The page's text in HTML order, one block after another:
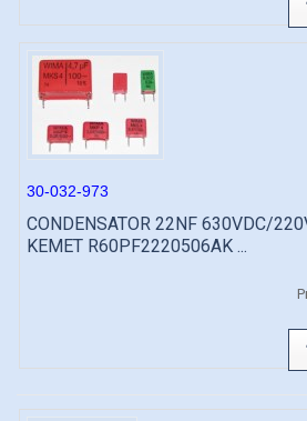
30-032-973
CONDENSATOR 22NF 630VDC/
KEMET R60PF2220506AK ...